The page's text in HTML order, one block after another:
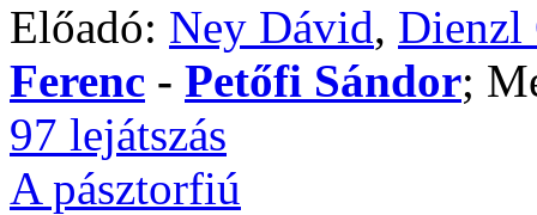
Előadó: Ney Dávid, Dienzl
Ferenc - Petőfi Sándor;
97 lejátszás
A pásztorfiú